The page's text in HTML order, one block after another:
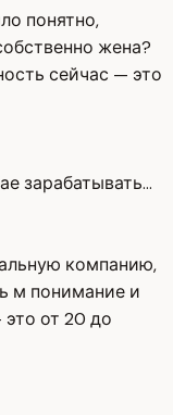
понятно,
жена?
сейчас — это
зарабатывать...
компанию,
м понимание и
от 20 до